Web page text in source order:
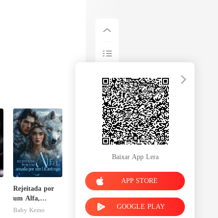
Rejeitada por
um Alfa,
amada por um
Baby Kemo
Baixar App Lera
APP STORE
GOOGLE PLAY